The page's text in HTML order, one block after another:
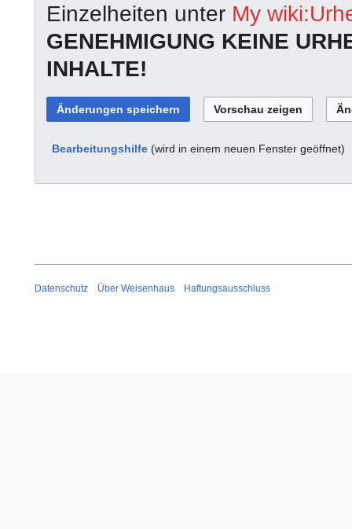
Einzelheiten unter My
GENEHMIGUNG KEINE
INHALTE!
Bearbeitungshilfe (wird in einem neuen Fenster geöffnet)
Datenschutz Über Weisenhaus Haftungsausschluss